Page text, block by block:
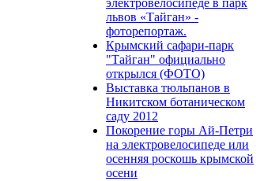
электровелосипеде в парк
львов «Тайган» -
фоторепортаж.
Крымский сафари-парк
"Тайган" официально
открылся (ФОТО)
Выставка тюльпанов в
Никитском ботаническом
саду 2012
Покорение горы Ай-Петри
на электровелосипеде или
осенняя роскошь крымской
осени